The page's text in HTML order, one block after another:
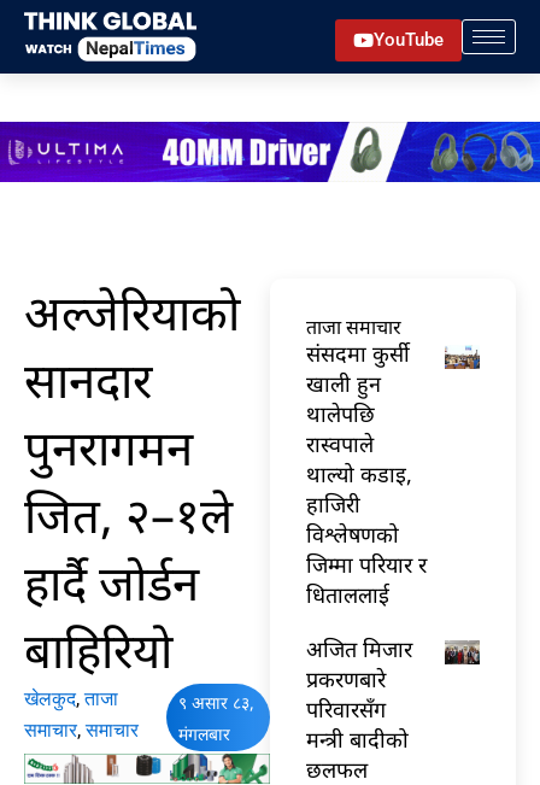
Skip
content
YouTube
अल्जेरियाको
सानदार
पुनरागमन
जित, २–१ले
हार्दै जोर्डन
बाहिरियो
खेलकुद,ताजा
समाचार,समाचार
९ असार ८३,
मंगलबार
ताजा समाचार
संसदमा कुर्सी
खाली हुन
थालेपछि
रास्वपाले
थाल्यो कडाइ,
हाजिरी
विश्लेषणको
जिम्मा परियार र
धिताललाई
अजित मिजार
प्रकरणबारे
परिवारसँग
मन्त्री बादीको
छलफल